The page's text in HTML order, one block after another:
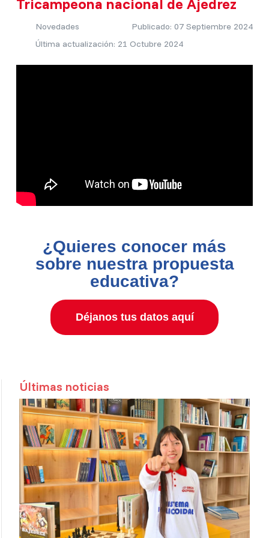
Tricampeona nacional de Ajedrez
Novedades
Publicado: 07 Septiembre 2024
Última actualización: 21 Octubre 2024
¿Quieres conocer más
sobre nuestra propuesta
educativa?
Déjanos tus datos aquí
Últimas noticias